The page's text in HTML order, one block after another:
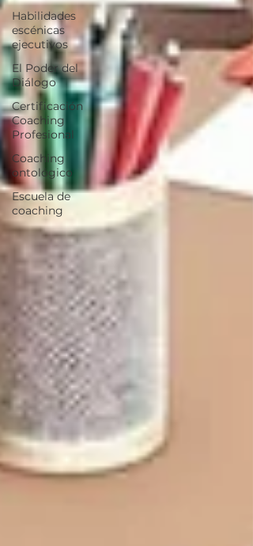
Habilidades
escénicas
ejecutivos
El Poder del
Diálogo
Certificación
Coaching
Profesional
Coaching
ontológico
Escuela de
coaching